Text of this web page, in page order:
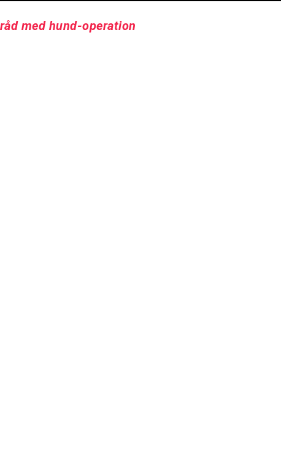
med hund-operation